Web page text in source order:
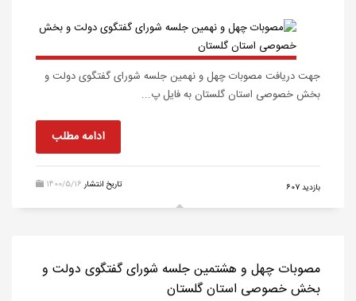
جهت دریافت مصوبات چهل و نهمین جلسه شورای گفتگوی دولت و
بخش خصوصی استان گلستان به فایل پ...
ادامه مطلب
1400/5/16 تاریخ انتشار 607 بازدید
مصوبات چهل و هشتمین جلسه شورای گفتگوی دولت و
بخش خصوصی استان گلستان